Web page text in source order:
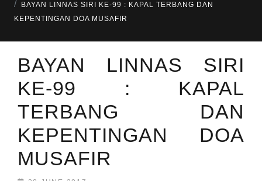
BAYAN LINNAS SIRI KE-99 : KAPAL TERBANG DAN
KEPENTINGAN DOA MUSAFIR
BAYAN LINNAS SIRI
KE-99 : KAPAL
TERBANG DAN
KEPENTINGAN DOA
MUSAFIR